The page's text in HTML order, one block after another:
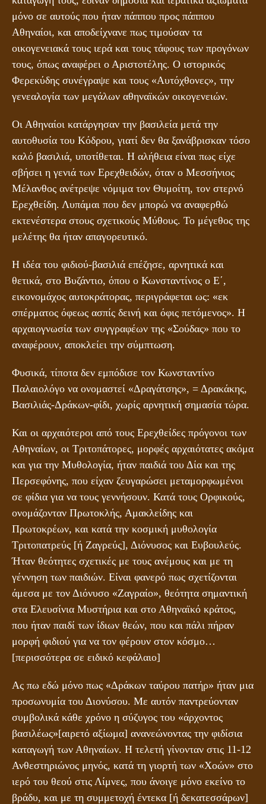
μόνο σε αυτούς που ήταν πάππου προς πάππου
Αθηναίοι, και αποδείχνανε πως τιμούσαν τα
οικογενειακά τους ιερά και τους τάφους των προγόνων
τους, όπως αναφέρει ο Αριστοτέλης. Ο ιστορικός
Φερεκύδης συνέγραψε και τους «Αυτόχθονες», την
γενεαλογία των μεγάλων αθηναϊκών οικογενειών.
Οι Αθηναίοι κατάργησαν την βασιλεία μετά την
αυτοθυσία του Κόδρου, γιατί δεν θα ξανάβρισκαν τόσο
καλό βασιλιά, υποτίθεται. Η αλήθεια είναι πως είχε
σβήσει η γενιά των Ερεχθειδών, όταν ο Μεσσήνιος
Μέλανθος ανέτρεψε νόμιμα τον Θυμοίτη, τον στερνό
Ερεχθείδη. Λυπάμαι που δεν μπορώ να αναφερθώ
εκτενέστερα στους σχετικούς Μύθους. Το μέγεθος της
μελέτης θα ήταν απαγορευτικό.
Η ιδέα του φιδιού-βασιλιά επέζησε, αρνητικά και
θετικά, στο Βυζάντιο, όπου ο Κωνσταντίνος ο Ε΄,
εικονομάχος αυτοκράτορας, περιγράφεται ως: «εκ
σπέρματος όφεως ασπίς δεινή και όφις πετόμενος». Η
αρχαιογνωσία των συγγραφέων της «Σούδας» που το
αναφέρουν, αποκλείει την σύμπτωση.
Φυσικά, τίποτα δεν εμπόδισε τον Κωνσταντίνο
Παλαιολόγο να ονομαστεί «Δραγάτσης», = Δρακάκης,
Βασιλιάς-Δράκων-φίδι, χωρίς αρνητική σημασία τώρα.
Και οι αρχαιότεροι από τους Ερεχθείδες πρόγονοι των
Αθηναίων, οι Τριτοπάτορες, μορφές αρχαιότατες ακόμα
και για την Μυθολογία, ήταν παιδιά του Δία και της
Περσεφόνης, που είχαν ζευγαρώσει μεταμορφωμένοι
σε φίδια για να τους γεννήσουν. Κατά τους Ορφικούς,
ονομάζονταν Πρωτοκλής, Αμακλείδης και
Πρωτοκρέων, και κατά την κοσμική μυθολογία
Τριτοπατρεύς [ή Ζαγρεύς], Διόνυσος και Ευβουλεύς.
Ήταν θεότητες σχετικές με τους ανέμους και με τη
γέννηση των παιδιών. Είναι φανερό πως σχετίζονται
άμεσα με τον Διόνυσο «Ζαγραίο», θεότητα σημαντική
στα Ελευσίνια Μυστήρια και στο Αθηναϊκό κράτος,
που ήταν παιδί των ίδιων θεών, που και πάλι πήραν
μορφή φιδιού για να τον φέρουν στον κόσμο…
[περισσότερα σε ειδικό κεφάλαιο]
Ας πω εδώ μόνο πως «Δράκων ταύρου πατήρ» ήταν μια
προσωνυμία του Διονύσου. Με αυτόν παντρεύονταν
συμβολικά κάθε χρόνο η σύζυγος του «άρχοντος
βασιλέως»[αιρετό αξίωμα] ανανεώνοντας την φιδίσια
καταγωγή των Αθηναίων. Η τελετή γίνονταν στις 11-12
Ανθεστηριώνος μηνός, κατά τη γιορτή των «Χοών» στο
ιερό του θεού στις Λίμνες, που άνοιγε μόνο εκείνο το
βράδυ, και με τη συμμετοχή έντεκα [ή δεκατεσσάρων]